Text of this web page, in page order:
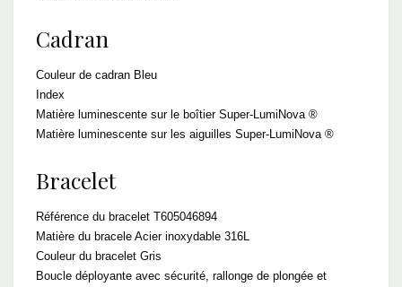
Cadran
Couleur de cadran Bleu
Index
Matière luminescente sur le boîtier Super-LumiNova ®
Matière luminescente sur les aiguilles Super-LumiNova ®
Bracelet
Référence du bracelet T605046894
Matière du bracele Acier inoxydable 316L
Couleur du bracelet Gris
Boucle déployante avec sécurité, rallonge de plongée et